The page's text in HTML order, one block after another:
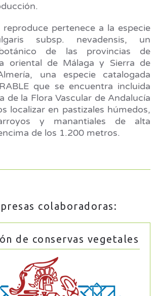
pertenece a la especie
subsp. nevadensis, un
de las provincias de
oriental de Málaga y Sierra de
una especie catalogada
que se encuentra incluida
de la Flora Vascular de Andalucía
localizar en pastizales húmedos,
y manantiales de alta
de los 1.200 metros.
colaboradoras:
de conservas vegetales